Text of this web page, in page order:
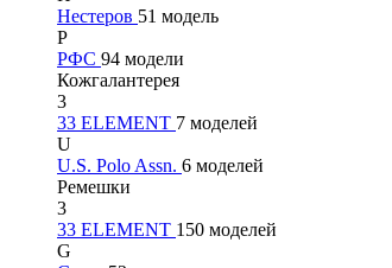
Нестеров 51 модель
Р
РФС 94 модели
Кожгалантерея
3
33 ELEMENT 7 моделей
U
U.S. Polo Assn. 6 моделей
Ремешки
3
33 ELEMENT 150 моделей
G